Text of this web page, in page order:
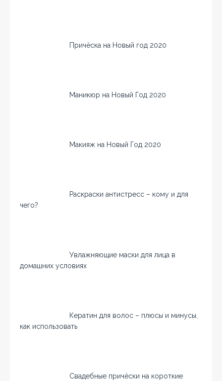
Причёска на Новый год 2020
Маникюр на Новый Год 2020
Макияж на Новый Год 2020
Раскраски антистресс – кому и для
чего?
Увлажняющие маски для лица в
домашних условиях
Кератин для волос – плюсы и минусы,
как использовать
Свадебные причёски на короткие